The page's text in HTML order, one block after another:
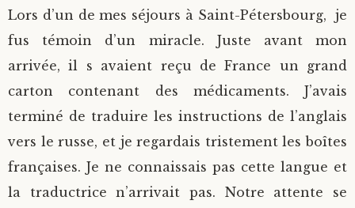
Lors d’un de mes séjours à Saint-Pétersbourg, je
fus témoin d’un miracle. Juste avant mon
arrivée, il s avaient reçu de France un grand
carton contenant des médicaments. J’avais
terminé de traduire les instructions de l’anglais
vers le russe, et je regardais tristement les boîtes
françaises. Je ne connaissais pas cette langue et
la traductrice n’arrivait pas. Notre attente se